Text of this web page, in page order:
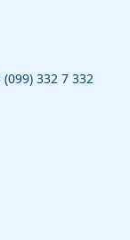
(099) 332 7 332